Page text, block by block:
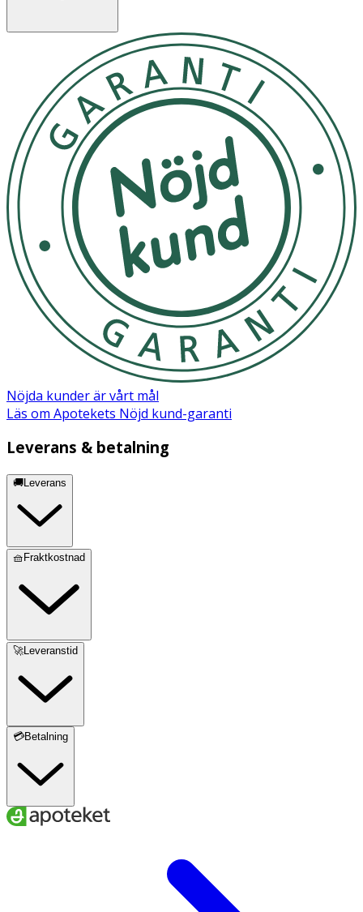
Copolymer, Hydroxypropyl Methacrylate, Isobornyl
Methacrylate, Methacrylic Acid, Ethyl Trimethylbenzoyl
Phenyl, Phosphinate, Silica, BHT.
Nöjda kunder är vårt mål
Läs om Apotekets Nöjd kund-garanti
Leverans & betalning
🚚Leverans
🧺Fraktkostnad
🚀Leveranstid
💳Betalning